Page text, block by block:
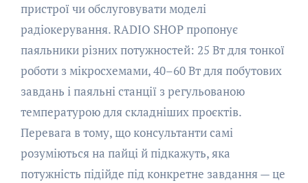
пристрої чи обслуговувати моделі
радіокерування. RADIO SHOP пропонує
паяльники різних потужностей: 25 Вт для тонкої
роботи з мікросхемами, 40–60 Вт для побутових
завдань і паяльні станції з регульованою
температурою для складніших проєктів.
Перевага в тому, що консультанти самі
розуміються на пайці й підкажуть, яка
потужність підійде під конкретне завдання — це